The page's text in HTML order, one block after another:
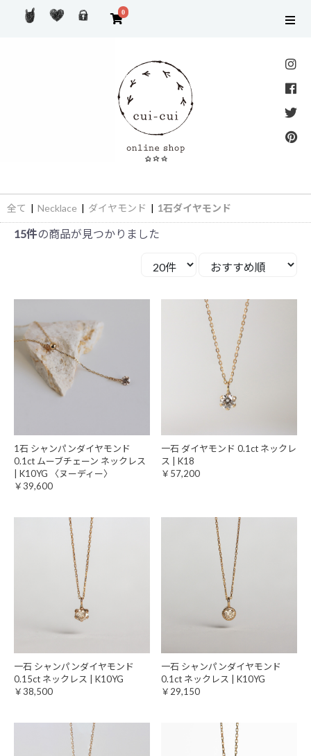
0
全て | Necklace | ダイヤモンド | 1石ダイヤモンド
15件の商品が見つかりました
1石 シャンパンダイヤモンド
0.1ct ムーブチェーン ネックレス
| K10YG 〈ヌーディー〉
￥39,600
一石 ダイヤモンド 0.1ct ネックレ
ス | K18
￥57,200
一石 シャンパンダイヤモンド
0.15ct ネックレス | K10YG
￥38,500
一石 シャンパンダイヤモンド
0.1ct ネックレス | K10YG
￥29,150